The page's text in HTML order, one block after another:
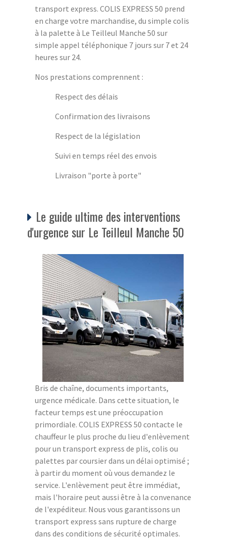
transport express. COLIS EXPRESS 50 prend
en charge votre marchandise, du simple colis
à la palette à Le Teilleul Manche 50 sur
simple appel téléphonique 7 jours sur 7 et 24
heures sur 24.
Nos prestations comprennent :
Respect des délais
Confirmation des livraisons
Respect de la législation
Suivi en temps réel des envois
Livraison "porte à porte"
Le guide ultime des interventions
d'urgence sur Le Teilleul Manche 50
Bris de chaîne, documents importants,
urgence médicale. Dans cette situation, le
facteur temps est une préoccupation
primordiale. COLIS EXPRESS 50 contacte le
chauffeur le plus proche du lieu d'enlèvement
pour un transport express de plis, colis ou
palettes par coursier dans un délai optimisé ;
à partir du moment où vous demandez le
service. L'enlèvement peut être immédiat,
mais l'horaire peut aussi être à la convenance
de l'expéditeur. Nous vous garantissons un
transport express sans rupture de charge
dans des conditions de sécurité optimales.